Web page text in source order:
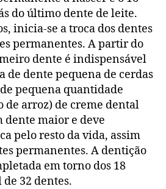
do último dente de leite.
inicia-se a troca dos dentes
permanentes. A partir do
dente é indispensável
de dente pequena de cerdas
pequena quantidade
de arroz) de creme dental
dente maior e deve
pelo resto da vida, assim
permanentes. A dentição
em torno dos 18
32 dentes.